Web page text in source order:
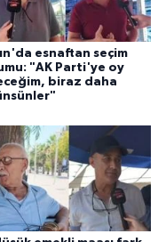
esnaftan seçim
"AK Parti'ye oy
biraz daha